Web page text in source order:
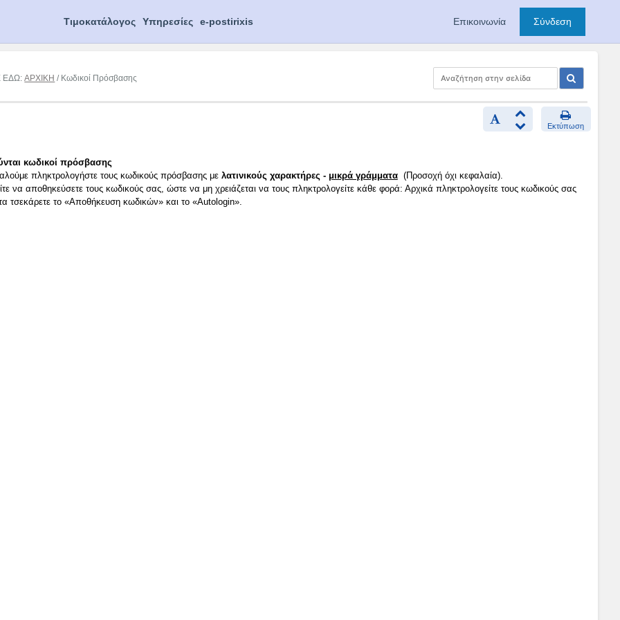
Τιμοκατάλογος Υπηρεσίες e-postirixis Επικοινωνία Σύνδεση
ΕΔΩ:ΑΡΧΙΚΗ / Κωδικοί Πρόσβασης
Εκτύπωση
κωδικοί πρόσβασης
πληκτρολογήστε τους κωδικούς πρόσβασης με λατινικούς χαρακτήρες - μικρά γράμματα(Προσοχή όχι κεφαλαία).
να αποθηκεύσετε τους κωδικούς σας, ώστε να μη χρειάζεται να τους πληκτρολογείτε κάθε φορά: Αρχικά πληκτρολογείτε τους κωδικούς σας
τσεκάρετε το «Αποθήκευση κωδικών» και το «Autologin».